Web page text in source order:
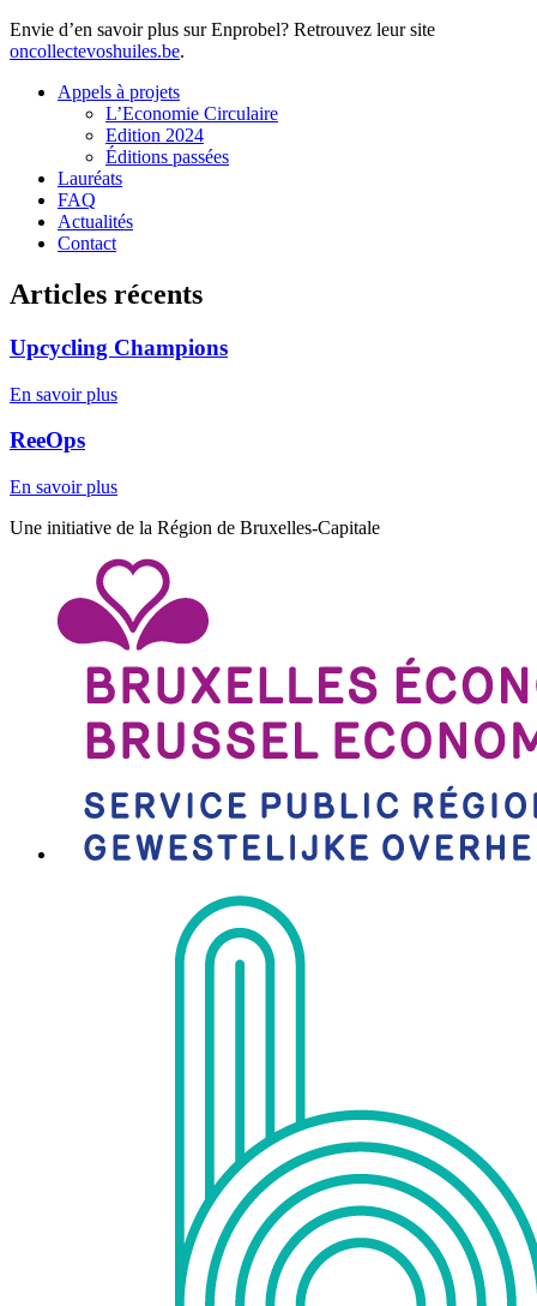
Envie d’en savoir plus sur Enprobel? Retrouvez leur site
oncollectevoshuiles.be.
Appels à projets
L’Economie Circulaire
Edition 2024
Éditions passées
Lauréats
FAQ
Actualités
Contact
Articles récents
Upcycling Champions
En savoir plus
ReeOps
En savoir plus
Une initiative de la Région de Bruxelles-Capitale